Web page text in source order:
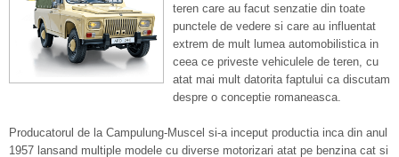
teren care au facut senzatie din toate
punctele de vedere si care au influentat
extrem de mult lumea automobilistica in
ceea ce priveste vehiculele de teren, cu
atat mai mult datorita faptului ca discutam
despre o conceptie romaneasca.
Producatorul de la Campulung-Muscel si-a inceput productia inca din anul
1957 lansand multiple modele cu diverse motorizari atat pe benzina cat si